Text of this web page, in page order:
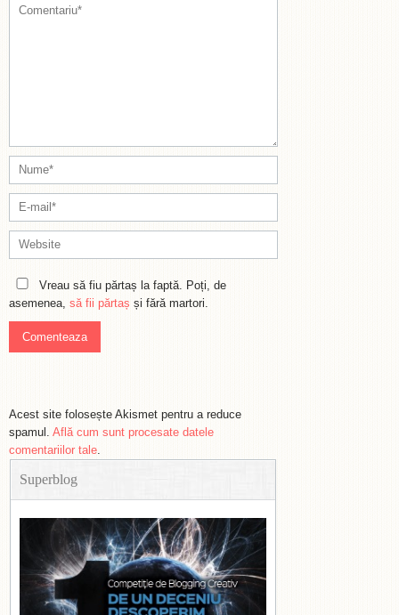
Vreau să fiu părtaș la faptă. Poți, de
asemenea, să fii părtaș și fără martori.
Acest site folosește Akismet pentru a reduce
spamul. Află cum sunt procesate datele
comentariilor tale.
Superblog